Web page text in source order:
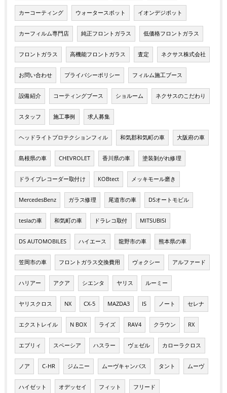
カーコーティング ウォータースポット イオンデジポット
カーフィルム専門店 純正フロントガラス 低価格フロントガラス
フロントガラス 高機能フロントガラス 査定 ネクサス株式会社
お問い合わせ プライバシーポリシー フィルム施工ブース
設備紹介 コーティングブース ショルーム ネクサスのこだわり
スタッフ 施工事例 求人募集
ヘッドライトプロテクションフィル 和気郡和気町の車 大阪府の車
島根県の車 CHEVROLET 香川県の車 塗装剝がれ修理
ドライブレコーダー取付け KOBtect メッキモール磨き
MercedesBenz ガラス修理 尾道市の車 DSオートモビル
teslaの車 和気町の車 ドラレコ取付 MITSUBISI
DS AUTOMOBILES ハイエース 龍野市の車 熊本県の車
笠岡市の車 フロントガラス交換費用 ヴォクシー アルファード
ハリアー アクア シエンタ ヤリス ルーミー
ヤリスクロス NX CX-5 MAZDA3 IS ノート セレナ
エクストレイル N BOX ライズ RAV4 クラウン RX
エブリィ スペーシア ハスラー ヴェゼル カローラクロス
ノア C-HR ジムニー ムーヴキャンバス タント ムーヴ
ハイゼット オデッセイ フィット フリード